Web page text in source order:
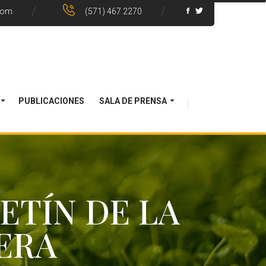
(571) 467 2270
PUBLICACIONES SALA DE PRENSA
DE LA